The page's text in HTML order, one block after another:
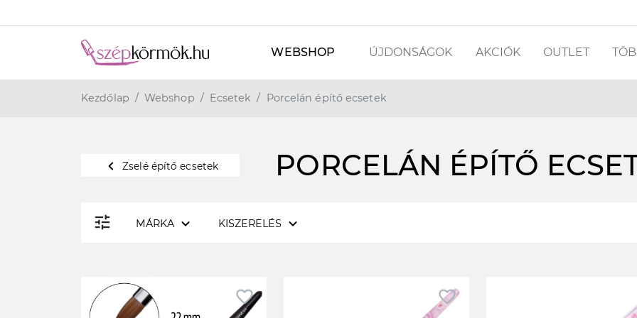
WEBSHOP ÚJDONSÁGOK AKCIÓK OUTLET
Kezdőlap Webshop Ecsetek Porcelán építő ecsetek
navigate_before Zselé építő ecsetek PORCELÁN ÉPÍTŐ
tune MÁRKA expand_more KISZERELÉS expand_more
favorite_border favorite_border